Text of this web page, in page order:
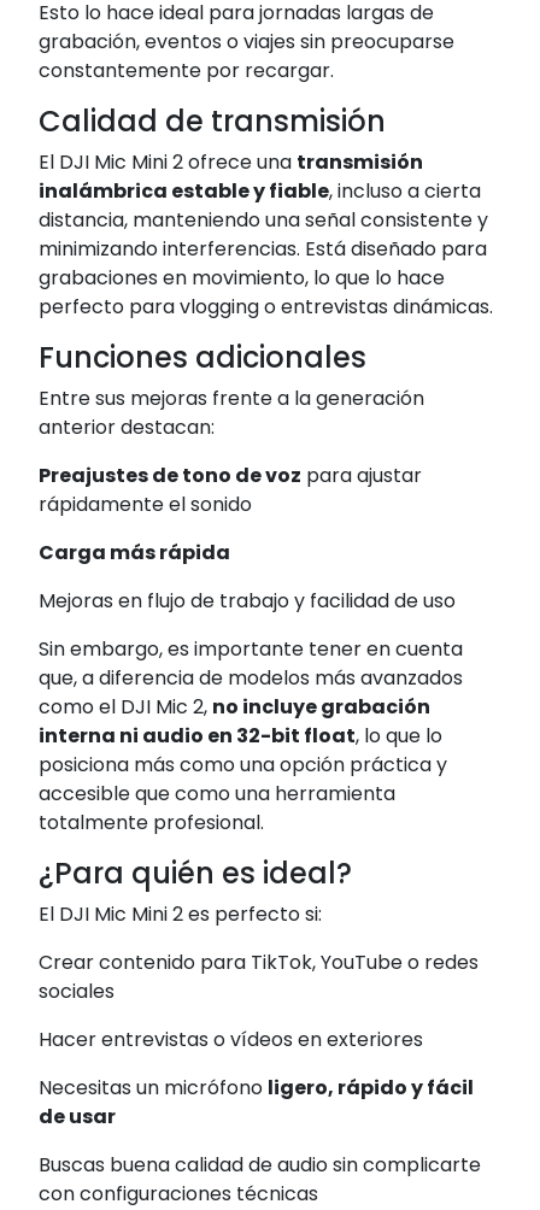
Esto lo hace ideal para jornadas largas de
grabación, eventos o viajes sin preocuparse
constantemente por recargar.
Calidad de transmisión
El DJI Mic Mini 2 ofrece una transmisión
inalámbrica estable y fiable, incluso a cierta
distancia, manteniendo una señal consistente y
minimizando interferencias. Está diseñado para
grabaciones en movimiento, lo que lo hace
perfecto para vlogging o entrevistas dinámicas.
Funciones adicionales
Entre sus mejoras frente a la generación
anterior destacan:
Preajustes de tono de voz para ajustar
rápidamente el sonido
Carga más rápida
Mejoras en flujo de trabajo y facilidad de uso
Sin embargo, es importante tener en cuenta
que, a diferencia de modelos más avanzados
como el DJI Mic 2, no incluye grabación
interna ni audio en 32-bit float, lo que lo
posiciona más como una opción práctica y
accesible que como una herramienta
totalmente profesional.
¿Para quién es ideal?
El DJI Mic Mini 2 es perfecto si:
Crear contenido para TikTok, YouTube o redes
sociales
Hacer entrevistas o vídeos en exteriores
Necesitas un micrófono ligero, rápido y fácil
de usar
Buscas buena calidad de audio sin complicarte
con configuraciones técnicas